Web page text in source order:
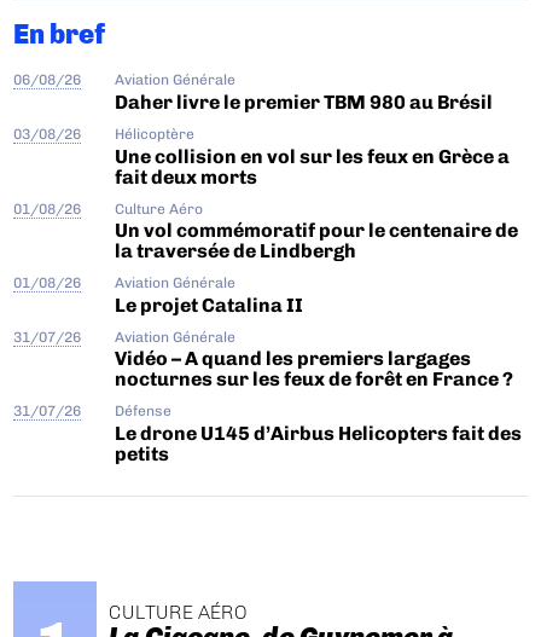
En bref
06/08/26 Aviation Générale
Daher livre le premier TBM 980 au Brésil
03/08/26 Hélicoptère
Une collision en vol sur les feux en Grèce a
fait deux morts
01/08/26 Culture Aéro
Un vol commémoratif pour le centenaire de
la traversée de Lindbergh
01/08/26 Aviation Générale
Le projet Catalina II
31/07/26 Aviation Générale
Vidéo – A quand les premiers largages
nocturnes sur les feux de forêt en France ?
31/07/26 Défense
Le drone U145 d’Airbus Helicopters fait des
petits
CULTURE AÉRO